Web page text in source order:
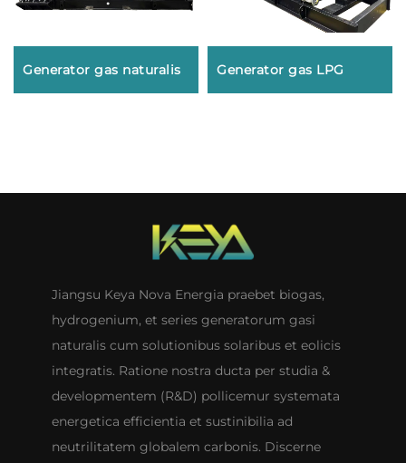
Generator gas naturalis Generator gas LPG
Jiangsu Keya Nova Energia praebet biogas,
hydrogenium, et series generatorum gasi
naturalis cum solutionibus solaribus et eolicis
integratis. Ratione nostra ducta per studia &
developmentem (R&D) pollicemur systemata
energetica efficientia et sustinibilia ad
neutrilitatem globalem carbonis. Discerne